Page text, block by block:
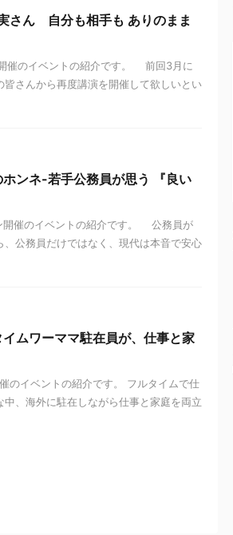
さん 自分も相手も ありのまま
催のイベントの紹介です。 前回3月に
さんから再度講演を開催して欲しいとい
ホンネ-若手公務員が思う 『良い
開催のイベントの紹介です。 公務員が
公務員だけではなく、現代は本音で安心
ムワーママ駐在員が、仕事と家
のイベントの紹介です。 フルタイムで仕
、海外に駐在しながら仕事と家庭を両立